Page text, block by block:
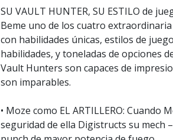
SU VAULT HUNTER, SU ESTILO de
Beme uno de los cuatro
con habilidades únicas, estilos de
habilidades, y toneladas de opciones
Vault Hunters son capaces de
son imparables.
• Moze como EL ARTILLERO: Cuando
seguridad de ella Digistructs su mech